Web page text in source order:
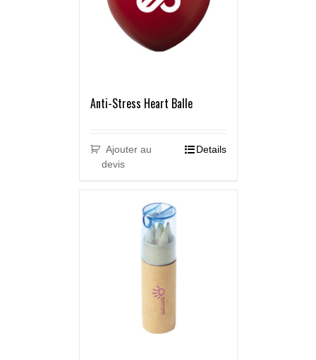
Anti-Stress Heart Balle
Ajouter au
devis
Details